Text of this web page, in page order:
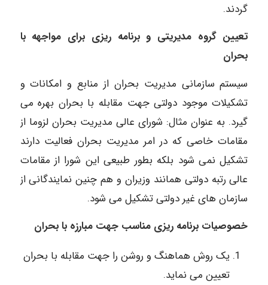
گردند.
تعیین گروه مدیریتی و برنامه ریزی برای مواجهه با
بحران
سیستم سازمانی مدیریت بحران از منابع و امکانات و
تشکیلات موجود دولتی جهت مقابله با بحران بهره می
گیرد. به عنوان مثال: شورای عالی مدیریت بحران لزوما از
مقامات خاصی که در امر مدیریت بحران فعالیت دارند
تشکیل نمی شود بلکه بطور طبیعی این شورا از مقامات
عالی رتبه دولتی همانند وزیران و هم چنین نمایندگانی از
سازمان های غیر دولتی تشکیل می شود.
خصوصیات برنامه ریزی مناسب جهت مبارزه با بحران
یک روش هماهنگ و روشن را جهت مقابله با بحران
تعیین می نماید.